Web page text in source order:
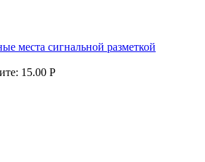
места сигнальной разметкой
15.00 Р